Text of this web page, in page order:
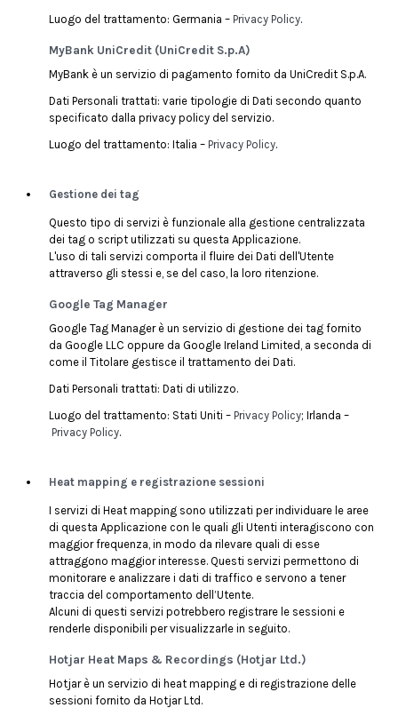
Luogo del trattamento: Germania – Privacy Policy.
MyBank UniCredit (UniCredit S.p.A)
MyBank è un servizio di pagamento fornito da UniCredit S.p.A.
Dati Personali trattati: varie tipologie di Dati secondo quanto
specificato dalla privacy policy del servizio.
Luogo del trattamento: Italia – Privacy Policy.
Gestione dei tag
Questo tipo di servizi è funzionale alla gestione centralizzata
dei tag o script utilizzati su questa Applicazione.
L'uso di tali servizi comporta il fluire dei Dati dell'Utente
attraverso gli stessi e, se del caso, la loro ritenzione.
Google Tag Manager
Google Tag Manager è un servizio di gestione dei tag fornito
da Google LLC oppure da Google Ireland Limited, a seconda di
come il Titolare gestisce il trattamento dei Dati.
Dati Personali trattati: Dati di utilizzo.
Luogo del trattamento: Stati Uniti – Privacy Policy; Irlanda –
Privacy Policy.
Heat mapping e registrazione sessioni
I servizi di Heat mapping sono utilizzati per individuare le aree
di questa Applicazione con le quali gli Utenti interagiscono con
maggior frequenza, in modo da rilevare quali di esse
attraggono maggior interesse. Questi servizi permettono di
monitorare e analizzare i dati di traffico e servono a tener
traccia del comportamento dell’Utente.
Alcuni di questi servizi potrebbero registrare le sessioni e
renderle disponibili per visualizzarle in seguito.
Hotjar Heat Maps & Recordings (Hotjar Ltd.)
Hotjar è un servizio di heat mapping e di registrazione delle
sessioni fornito da Hotjar Ltd.